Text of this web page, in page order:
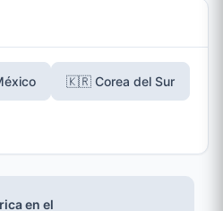
🇰🇷 Corea del Sur
en el